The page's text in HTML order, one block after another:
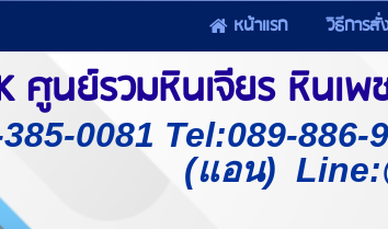
หน้าแรก วิธีการสั่
ศูนย์รวมหินเจียร หินเ
0081 Tel:089-886-
(แอน)